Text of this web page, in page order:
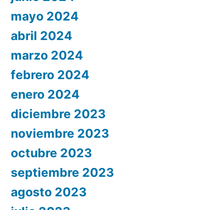
mayo 2024
abril 2024
marzo 2024
febrero 2024
enero 2024
diciembre 2023
noviembre 2023
octubre 2023
septiembre 2023
agosto 2023